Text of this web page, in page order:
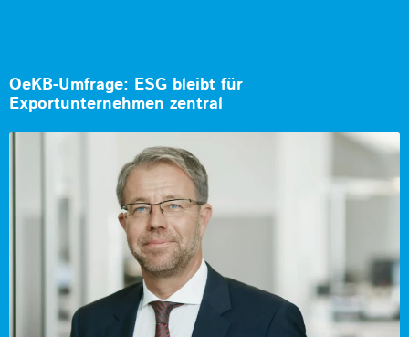
OeKB-Umfrage: ESG bleibt für
Exportunternehmen zentral